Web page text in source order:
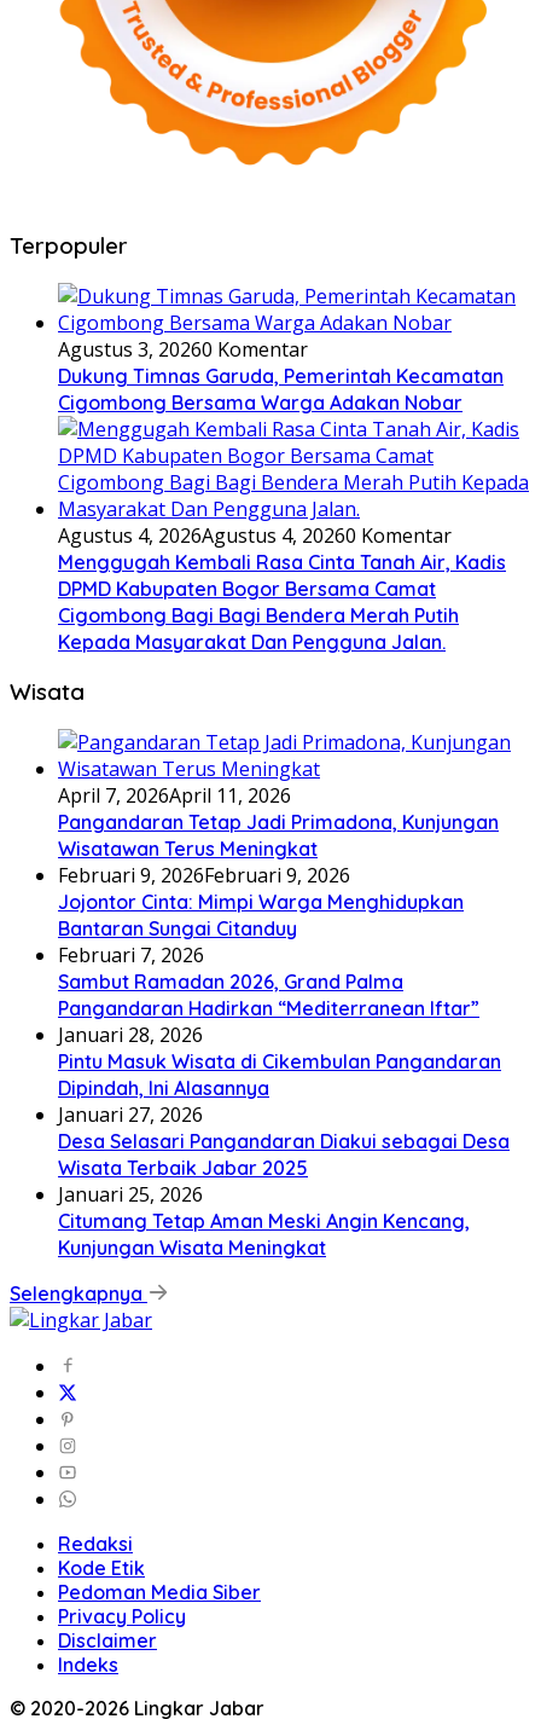
Terpopuler
Agustus 3, 20260 Komentar
Dukung Timnas Garuda, Pemerintah Kecamatan
Cigombong Bersama Warga Adakan Nobar
Agustus 4, 2026Agustus 4, 20260 Komentar
Menggugah Kembali Rasa Cinta Tanah Air, Kadis
DPMD Kabupaten Bogor Bersama Camat
Cigombong Bagi Bagi Bendera Merah Putih
Kepada Masyarakat Dan Pengguna Jalan.
Wisata
April 7, 2026April 11, 2026
Pangandaran Tetap Jadi Primadona, Kunjungan
Wisatawan Terus Meningkat
Februari 9, 2026Februari 9, 2026
Jojontor Cinta: Mimpi Warga Menghidupkan
Bantaran Sungai Citanduy
Februari 7, 2026
Sambut Ramadan 2026, Grand Palma
Pangandaran Hadirkan “Mediterranean Iftar”
Januari 28, 2026
Pintu Masuk Wisata di Cikembulan Pangandaran
Dipindah, Ini Alasannya
Januari 27, 2026
Desa Selasari Pangandaran Diakui sebagai Desa
Wisata Terbaik Jabar 2025
Januari 25, 2026
Citumang Tetap Aman Meski Angin Kencang,
Kunjungan Wisata Meningkat
Selengkapnya
Redaksi
Kode Etik
Pedoman Media Siber
Privacy Policy
Disclaimer
Indeks
© 2020-2026 Lingkar Jabar